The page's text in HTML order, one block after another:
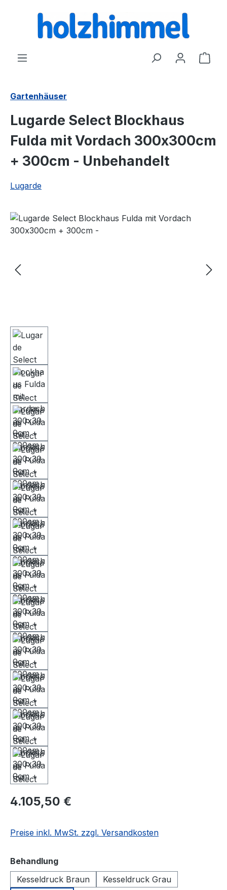
springen
Gartenhäuser
Lugarde Select Blockhaus
Fulda mit Vordach 300x300cm
+ 300cm - Unbehandelt
Lugarde
Bildergalerie überspringen
4.105,50 €
Preise inkl. MwSt. zzgl. Versandkosten
Behandlungauswählen
Kesseldruck Braun
Kesseldruck Grau